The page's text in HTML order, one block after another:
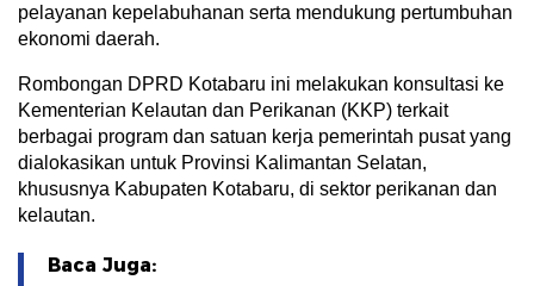
pelayanan kepelabuhanan serta mendukung pertumbuhan
ekonomi daerah.
Rombongan DPRD Kotabaru ini melakukan konsultasi ke
Kementerian Kelautan dan Perikanan (KKP) terkait
berbagai program dan satuan kerja pemerintah pusat yang
dialokasikan untuk Provinsi Kalimantan Selatan,
khususnya Kabupaten Kotabaru, di sektor perikanan dan
kelautan.
Baca Juga: